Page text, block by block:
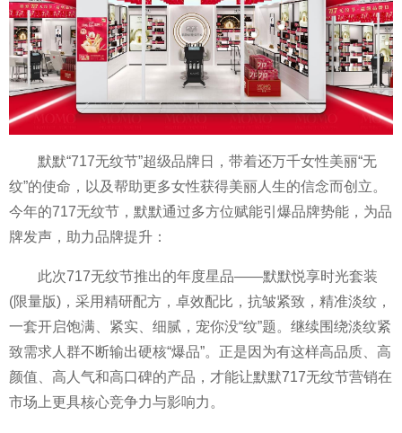
默默“717无纹节”超级品牌日，带着还万千女性美丽“无
纹”的使命，以及帮助更多女性获得美丽人生的信念而创立。
今年的717无纹节，默默通过多方位赋能引爆品牌势能，为品
牌发声，助力品牌提升：
此次717无纹节推出的年度星品——默默悦享时光套装
(限量版)，采用精研配方，卓效配比，抗皱紧致，精准淡纹，
一套开启饱满、紧实、细腻，宠你没“纹”题。继续围绕淡纹紧
致需求人群不断输出硬核“爆品”。正是因为有这样高品质、高
颜值、高人气和高口碑的产品，才能让默默717无纹节营销在
市场上更具核心竞争力与影响力。